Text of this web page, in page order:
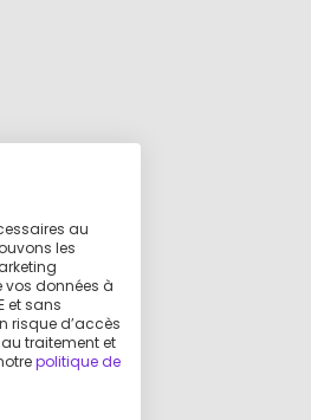
au
les
vos données à
et sans
risque d’accès
traitement et
politique de